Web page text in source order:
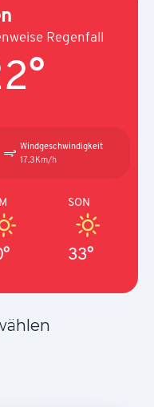
Regenfall
Windgeschwindigkeit
17.3Km/h
SON
33°